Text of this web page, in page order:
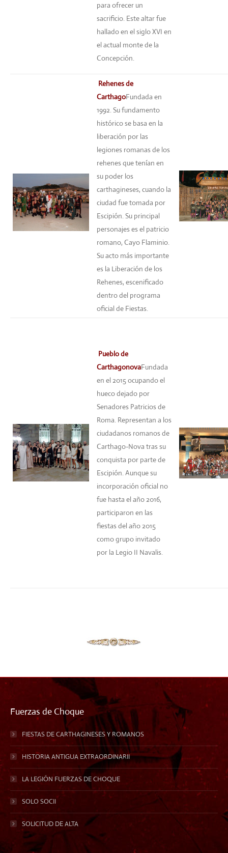
para ofrecer un
sacrificio. Este altar fue
hallado en el siglo XVI en
el actual monte de la
Concepción.
Rehenes de
CarthagoFundada en
1992. Su fundamento
histórico se basa en la
liberación por las
legiones romanas de los
rehenes que tenían en
su poder los
carthagineses, cuando la
ciudad fue tomada por
Escipión. Su principal
personajes es el patricio
romano, Cayo Flaminio.
Su acto más importante
es la Liberación de los
Rehenes, escenificado
dentro del programa
oficial de Fiestas.
Pueblo de
CarthagonovaFundada
en el 2015 ocupando el
hueco dejado por
Senadores Patricios de
Roma. Representan a los
ciudadanos romanos de
Carthago-Nova tras su
conquista por parte de
Escipión. Aunque su
incorporación oficial no
fue hasta el año 2016,
participaron en las
fiestas del año 2015
como grupo invitado
por la Legio II Navalis.
Fuerzas de Choque
FIESTAS DE CARTHAGINESES Y ROMANOS
HISTORIA ANTIGUA EXTRAORDINARII
LA LEGIÓN FUERZAS DE CHOQUE
SOLO SOCII
SOLICITUD DE ALTA